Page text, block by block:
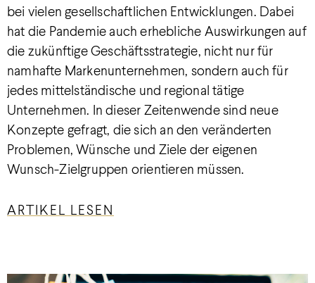
bei vielen gesellschaftlichen Entwicklungen. Dabei
hat die Pandemie auch erhebliche Auswirkungen auf
die zukünftige Geschäftsstrategie, nicht nur für
namhafte Markenunternehmen, sondern auch für
jedes mittelständische und regional tätige
Unternehmen. In dieser Zeitenwende sind neue
Konzepte gefragt, die sich an den veränderten
Problemen, Wünsche und Ziele der eigenen
Wunsch-Zielgruppen orientieren müssen.
ARTIKEL LESEN